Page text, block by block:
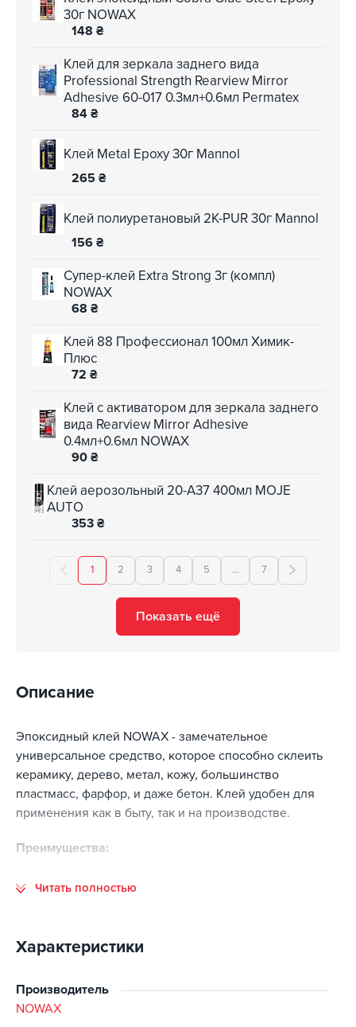
30г NOWAX
148 ₴
Клей для зеркала заднего вида
Professional Strength Rearview Mirror
Adhesive 60-017 0.3мл+0.6мл Permatex
84 ₴
Клей Metal Epoxy 30г Mannol
265 ₴
Клей полиуретановый 2K-PUR 30г Mannol
156 ₴
Супер-клей Extra Strong 3г (компл)
NOWAX
68 ₴
Клей 88 Профессионал 100мл Химик-
Плюс
72 ₴
Клей с активатором для зеркала заднего
вида Rearview Mirror Adhesive
0.4мл+0.6мл NOWAX
90 ₴
Клей аерозольный 20-A37 400мл MOJE
AUTO
353 ₴
Показать ещё
1 2 3 4 5 ... 7
Описание
Эпоксидный клей NOWAX - замечательное
универсальное средство, которое способно склеить
керамику, дерево, метал, кожу, большинство
пластмасс, фарфор, и даже бетон. Клей удобен для
применения как в быту, так и на производстве.
Преимущества:
Устойчив к бензину, антифризу, кислоте и большинству
растворителей;
Водоустойчив;
Клей можно сверлить и точить.
Читать полностью
Характеристики
Производитель
NOWAX